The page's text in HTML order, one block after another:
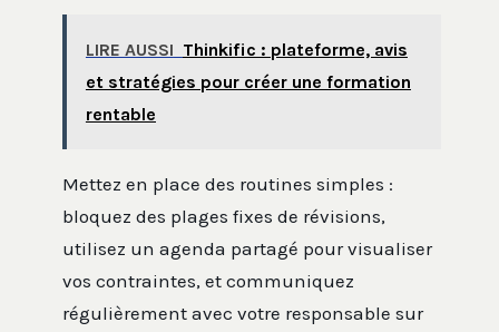
LIRE AUSSI Thinkific : plateforme, avis
et stratégies pour créer une formation
rentable
Mettez en place des routines simples :
bloquez des plages fixes de révisions,
utilisez un agenda partagé pour visualiser
vos contraintes, et communiquez
régulièrement avec votre responsable sur